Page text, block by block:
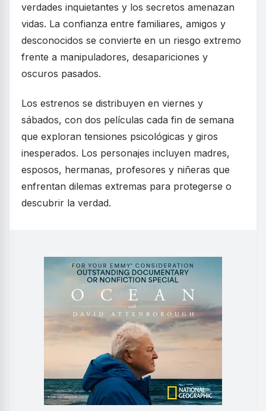
verdades inquietantes y los secretos amenazan
vidas. La confianza entre familiares, amigos y
desconocidos se convierte en un riesgo extremo
frente a manipuladores, desapariciones y
oscuros pasados.
Los estrenos se distribuyen en viernes y
sábados, con dos películas cada fin de semana
que exploran tensiones psicológicas y giros
inesperados. Los personajes incluyen madres,
esposos, hermanas, profesores y niñeras que
enfrentan dilemas extremas para protegerse o
descubrir la verdad.